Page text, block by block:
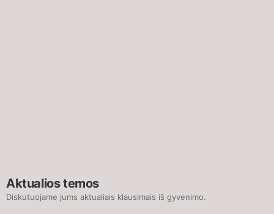
Aktualios temos
Diskutuojame jums aktualiais klausimais iš gyvenimo.